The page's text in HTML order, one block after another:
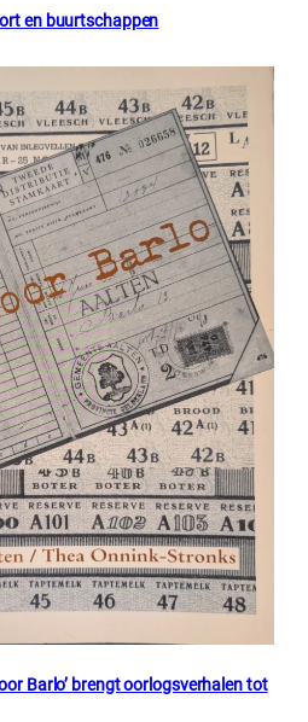
en buurtschappen
Barlo’ brengt oorlogsverhalen tot